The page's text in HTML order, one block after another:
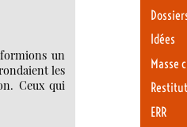
un
les
Ceux qui
Idées
Masse
ERR